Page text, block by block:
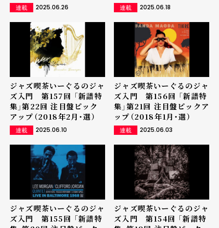
連載 2025.06.26 連載 2025.06.18
ジャズ喫茶いーぐるのジャ
ズ入門 第157回 「新譜特
集」第22回 注目盤ピック
アップ（2018年2月・選）
連載 2025.06.10
ジャズ喫茶いーぐるのジャ
ズ入門 第156回 「新譜特
集」第21回 注目盤ピックア
ップ（2018年1月・選）
連載 2025.06.03
ジャズ喫茶いーぐるのジャ
ズ入門 第155回 「新譜特
ジャズ喫茶いーぐるのジャ
ズ入門 第154回 「新譜特